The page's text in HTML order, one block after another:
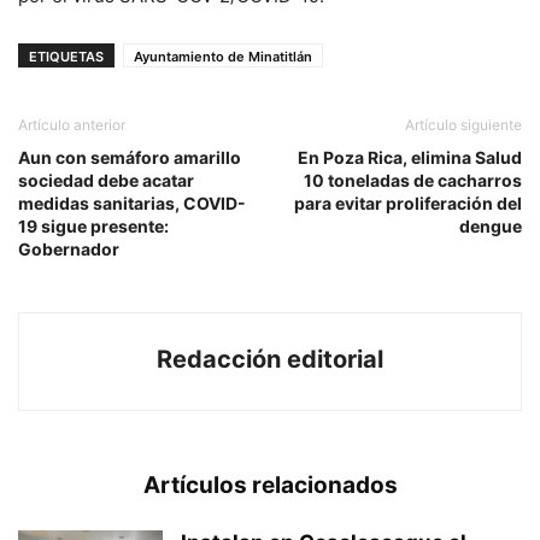
ETIQUETAS Ayuntamiento de Minatitlán
Artículo anterior
Aun con semáforo amarillo
sociedad debe acatar
medidas sanitarias, COVID-
19 sigue presente:
Gobernador
Artículo siguiente
En Poza Rica, elimina Salud
10 toneladas de cacharros
para evitar proliferación del
dengue
Redacción editorial
Artículos relacionados